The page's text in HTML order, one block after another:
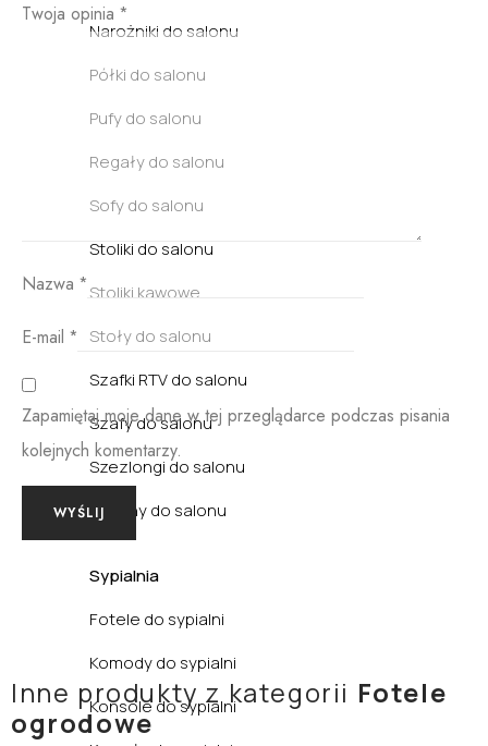
Narożniki do salonu
Półki do salonu
Pufy do salonu
Regały do salonu
Sofy do salonu
Stoliki do salonu
Stoliki kawowe
Stoły do salonu
Szafki RTV do salonu
Szafy do salonu
Szezlongi do salonu
Witryny do salonu
Sypialnia
Fotele do sypialni
Komody do sypialni
Konsole do sypialni
Twoja opinia *
Nazwa *
E-mail *
Zapamiętaj moje dane w tej przeglądarce podczas pisania
kolejnych komentarzy.
Inne produkty z kategorii Fotele
ogrodowe